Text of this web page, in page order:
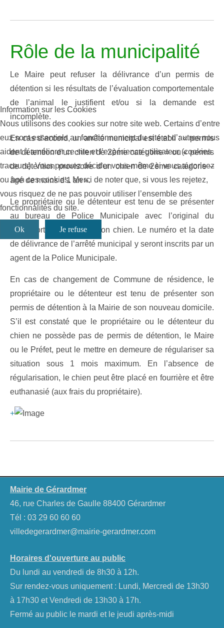
Rôle de la municipalité
Le Maire peut refuser la délivrance d’un permis de
détention si les résultats de l’évaluation comportementale
de l’animal le justifient et/ou si la demande est
incomplète.
En cas d’accord, un arrêté municipal est établi : « permis
de détention d’un chien de 2ème catégorie » ou « permis
de détention provisoire d’un chien de 2ème catégorie –
âgé de moins d’1 an ».
Le propriétaire ou le détenteur est tenu de se présenter
au bureau de Police Municipale avec l’original du
passeport européen de son chien. Le numéro et la date
de délivrance de l’arrêté municipal y seront inscrits par un
agent de la Police Municipale.
En cas de changement de Commune de résidence, le
propriétaire ou le détenteur est tenu de présenter son
permis de détention à la Mairie de son nouveau domicile.
S’il est constaté que le propriétaire ou le détenteur du
chien ne possède pas de permis de détention, le Maire
ou le Préfet, peut le mettre en demeure de régulariser sa
situation sous 1 mois maximum. En l’absence de
régularisation, le chien peut être placé en fourrière et être
euthanasié (aux frais du propriétaire).
+
Mairie de Gérardmer
46, rue Charles de Gaulle 88400 Gérardmer
Tél : 03 29 60 60 60
villedegerardmer@mairie-gerardmer.com
Horaires d'ouverture au public
Du lundi au vendredi de 8h30 à 12h.
Sur rendez-vous uniquement : Lundi, Mercredi de 13h30
à 17h30 et Vendredi de 13h30 à 17h.
Fermé au public le mardi et le jeudi après-midi
Information sur les Cookies
Nous utilisons des cookies sur notre site web. Certains d’entre
eux sont essentiels au fonctionnement du site et d’autres nous
aident à améliorer ce site et l’expérience utilisateur (cookies
traceurs). Vous pouvez décider vous-même si vous autorisez
ou non ces cookies. Merci de noter que, si vous les rejetez,
vous risquez de ne pas pouvoir utiliser l’ensemble des
fonctionnalités du site.
Ok Je refuse